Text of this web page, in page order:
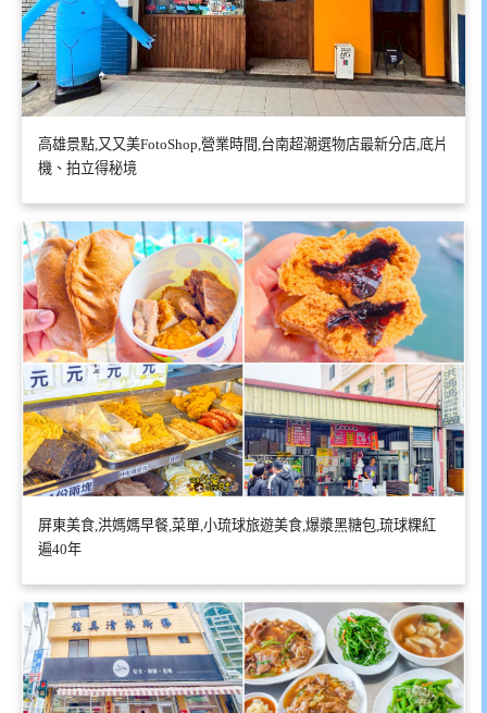
高雄景點,又又美FotoShop,營業時間,台南超潮選物店最新分店,底片
機、拍立得秘境
屏東美食,洪媽媽早餐,菜單,小琉球旅遊美食,爆漿黑糖包,琉球粿紅
遍40年